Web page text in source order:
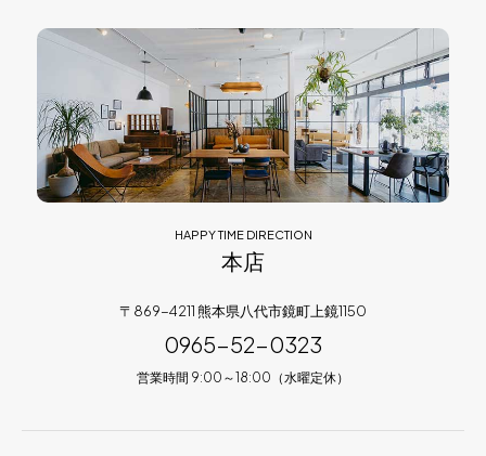
HAPPY TIME DIRECTION
本店
〒869-4211 熊本県八代市鏡町上鏡1150
0965-52-0323
営業時間 9:00～18:00（水曜定休）